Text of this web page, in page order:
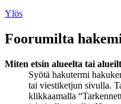
Ylös
Foorumilta
Miten etsin alueelta tai
Syötä hakutermi
tai viestiketjun sivulla.
klikkaamalla